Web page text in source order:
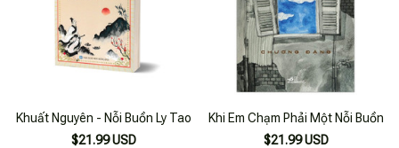
Khuất Nguyên - Nỗi Buồn Ly Tao
$21.99 USD
Khi Em Chạm Phải Một Nỗi Buồn
$21.99 USD